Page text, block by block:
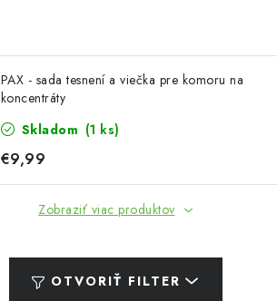
PAX - sada tesnení a viečka pre komoru na
koncentráty
Skladom (1 ks)
€9,99
Zobraziť viac produktov
OTVORIŤ FILTER